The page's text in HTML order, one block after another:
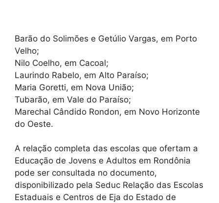
Barão do Solimões e Getúlio Vargas, em Porto
Velho;
Nilo Coelho, em Cacoal;
Laurindo Rabelo, em Alto Paraíso;
Maria Goretti, em Nova União;
Tubarão, em Vale do Paraíso;
Marechal Cândido Rondon, em Novo Horizonte
do Oeste.
A relação completa das escolas que ofertam a
Educação de Jovens e Adultos em Rondônia
pode ser consultada no documento,
disponibilizado pela Seduc Relação das Escolas
Estaduais e Centros de Eja do Estado de